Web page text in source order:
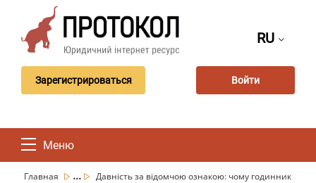
RU
Зарегистрироваться Войти
Меню
Главная ...
Давність за відомчою ознакою: чому годинник